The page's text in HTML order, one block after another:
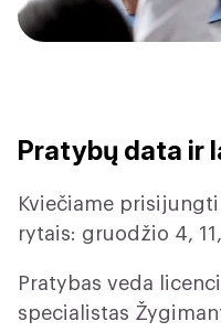
Pratybų data ir
Kviečiame
rytais: gruodžio 4,
Pratybas veda
specialistas